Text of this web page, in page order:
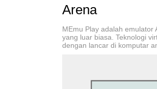
Facebook Vietnam Page:
Twitter ဂျပန်စာမျက်နှာ-
တရားဝင် TIKTOK- https://
Arena
MEmu Play adalah
yang luar biasa. Teknologi
dengan lancar di komputar